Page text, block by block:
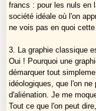
les différentes formes
regrouper
Cazemajou,
Cazemayou,
Casemayou,
Casamajou,
Cazamajou,
Cazamayou,
Cazemayor,
francs : pour les nuls en
société idéale où l'on
ne vois pas en quoi
3. La graphie classique
Oui ! Pourquoi une
démarquer tout
idéologiques, que l'on
d'aliénation. Je me
Tout ce que l'on peut